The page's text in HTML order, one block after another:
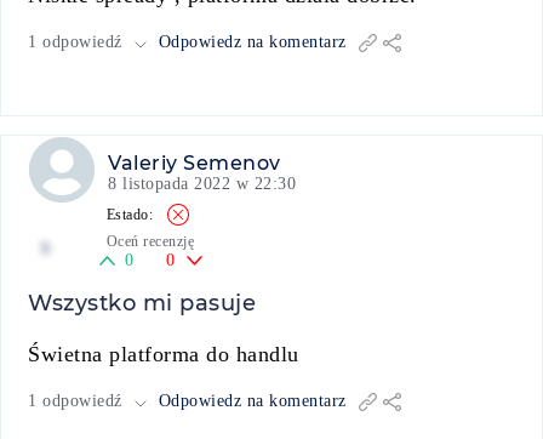
1 odpowiedź Odpowiedz na komentarz
Valeriy Semenov
8 listopada 2022 w 22:30
Oceń recenzję
0 0
Wszystko mi pasuje
Świetna platforma do handlu
1 odpowiedź Odpowiedz na komentarz